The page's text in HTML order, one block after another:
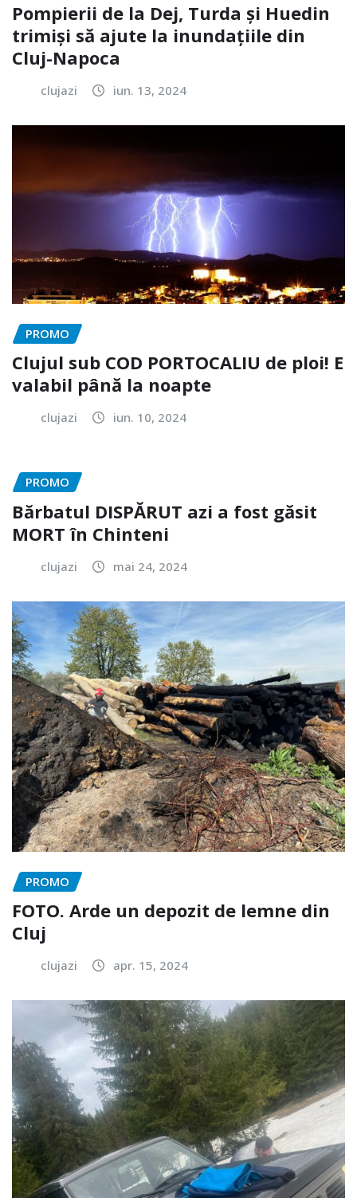
Pompierii de la Dej, Turda și Huedin
trimiși să ajute la inundațiile din
Cluj-Napoca
clujazi iun. 13, 2024
PROMO
Clujul sub COD PORTOCALIU de ploi! E
valabil până la noapte
clujazi iun. 10, 2024
PROMO
Bărbatul DISPĂRUT azi a fost găsit
MORT în Chinteni
clujazi mai 24, 2024
PROMO
FOTO. Arde un depozit de lemne din
Cluj
clujazi apr. 15, 2024